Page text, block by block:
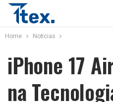
Home Notícias
iPhone 17
na